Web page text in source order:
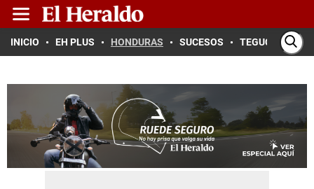
INICIO EH PLUS HONDURAS SUCESOS TEGUCIGALPA